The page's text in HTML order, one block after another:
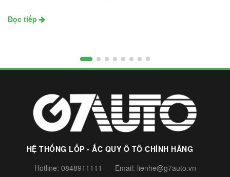
Đọc tiếp
HỆ THỐNG LỐP - ẮC QUY Ô TÔ CHÍNH HÃNG
Hotline: 0848911111 - Email: lienhe@g7auto.vn